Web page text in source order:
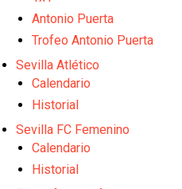
Opinión | "Carta abierta a
El Sevilla oficializa el
Diomande ya es
Antonio Puerta
Trofeo Antonio Puerta
Sevilla Atlético
Calendario
Historial
Sevilla FC Femenino
Calendario
Historial